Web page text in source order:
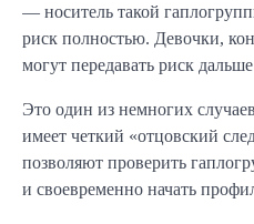
— носитель такой
риск полностью. Девочки,
могут передавать риск
Это один из немногих
имеет четкий «отцовский
позволяют проверить
и своевременно начать